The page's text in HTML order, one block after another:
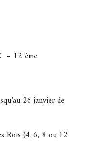
– 12 ème
26 janvier de
Rois (4, 6, 8 ou 12